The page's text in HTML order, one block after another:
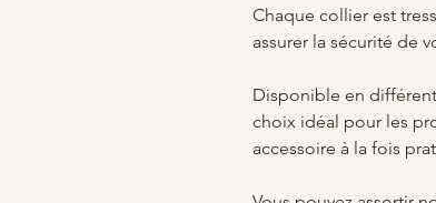
Chaque collier est
assurer la sécurité de
Disponible en
choix idéal pour les
accessoire à la fois